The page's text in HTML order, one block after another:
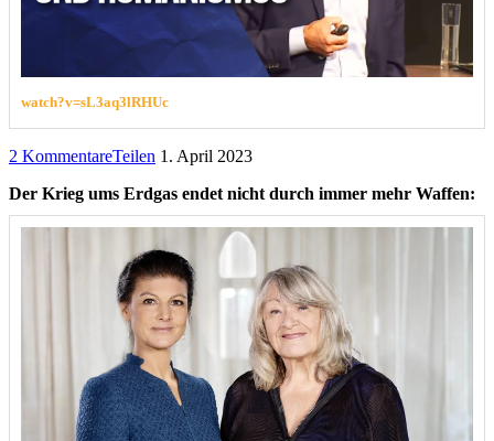
watch?v=sL3aq3lRHUc
2 KommentareTeilen 1. April 2023
Der Krieg ums Erdgas endet nicht durch immer mehr Waffen: